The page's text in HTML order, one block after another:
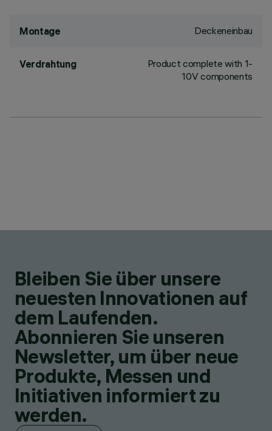
Montage Deckeneinbau
Verdrahtung
Product complete with 1-
10V components
Bleiben Sie über unsere
neuesten Innovationen auf
dem Laufenden.
Abonnieren Sie unseren
Newsletter, um über neue
Produkte, Messen und
Initiativen informiert zu
werden.